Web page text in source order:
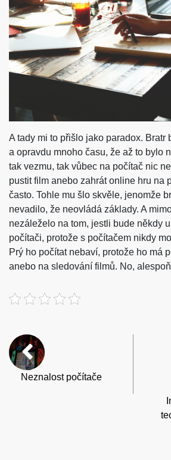
A tady mi to přišlo jako paradox. Bratr
a opravdu mnoho času, že až to bylo
tak vezmu, tak vůbec na počítač nic
pustit film anebo zahrát online hru na
často. Tohle mu šlo skvěle, jenomže
nevadilo, že neovládá základy. A
nezáleželo na tom, jestli bude někdy
počítači, protože s počítačem nikdy
Prý ho počítat nebaví, protože ho má
anebo na sledování filmů. No,
Neznalost počítače